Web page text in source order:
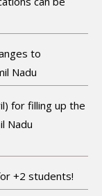
to
Nadu
for filling up the
Nadu
+2 students!